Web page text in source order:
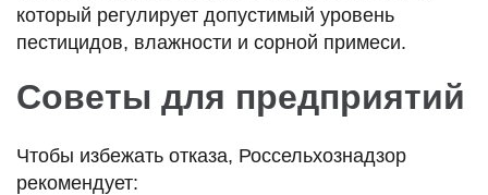
который регулирует допустимый уровень
пестицидов, влажности и сорной примеси.
Советы для предприятий
Чтобы избежать отказа, Россельхознадзор
рекомендует: